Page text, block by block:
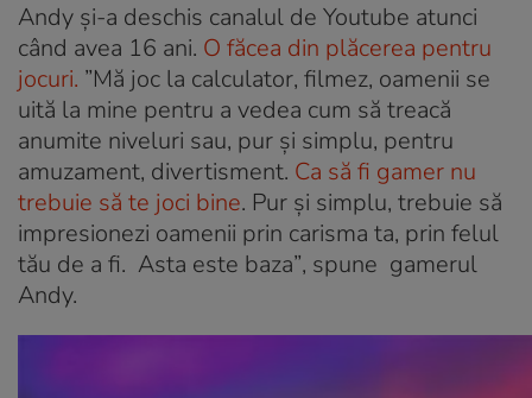
Andy și-a deschis canalul de Youtube atunci
când avea 16 ani. O făcea din plăcerea pentru
jocuri. ”Mă joc la calculator, filmez, oamenii se
uită la mine pentru a vedea cum să treacă
anumite niveluri sau, pur și simplu, pentru
amuzament, divertisment. Ca să fi gamer nu
trebuie să te joci bine. Pur și simplu, trebuie să
impresionezi oamenii prin carisma ta, prin felul
tău de a fi. Asta este baza”, spune gamerul
Andy.